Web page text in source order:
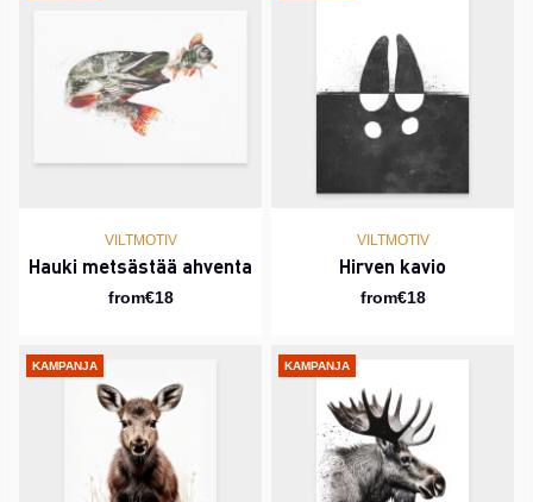
VILTMOTIV
Hauki metsästää ahventa
from€18
VILTMOTIV
Hirven kavio
from€18
KAMPANJA KAMPANJA